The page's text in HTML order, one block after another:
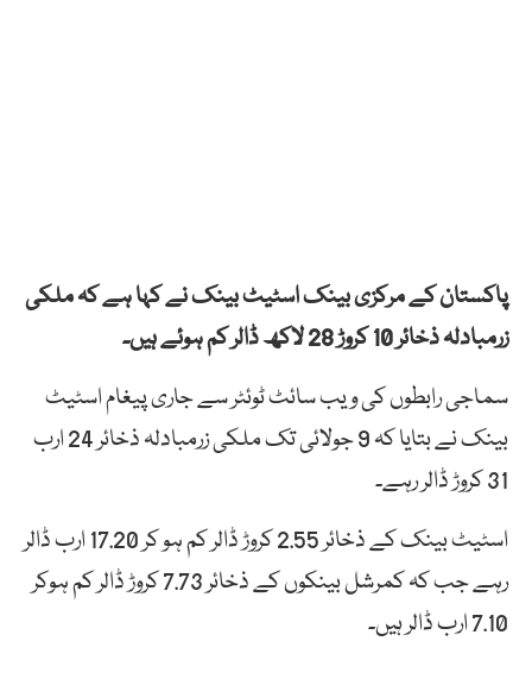
پاکستان کے مرکزی بینک اسٹیٹ بینک نے کہا ہے کہ ملکی
زرمبادلہ ذخائر 10 کروڑ 28 لاکھ ڈالر کم ہوئے ہیں۔
سماجی رابطوں کی ویب سائٹ ٹوئٹر سے جاری پیغام اسٹیٹ
بینک نے بتایا کہ 9 جولائی تک ملکی زرمبادلہ ذخائر 24 ارب
31 کروڑ ڈالر رہے۔
اسٹیٹ بینک کے ذخائر 2.55 کروڑ ڈالر کم ہو کر 17.20 ارب ڈالر
رہے جب کہ کمرشل بینکوں کے ذخائر 7.73 کروڑ ڈالر کم ہوکر
7.10 ارب ڈالر ہیں۔